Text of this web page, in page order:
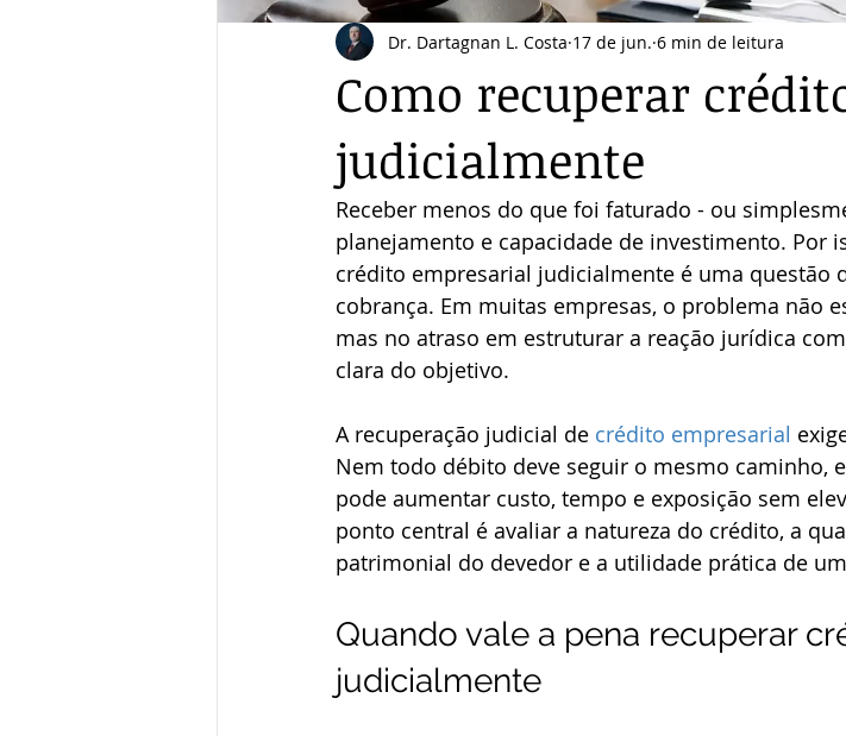
Como recuperar
judicialmente
Dr. Dartagnan L. Costa 17 de jun. 6 min de leitura
Receber menos do que foi faturado - ou
planejamento e capacidade de investimento. Por
crédito empresarial judicialmente é uma questão
cobrança. Em muitas empresas, o problema não
mas no atraso em estruturar a reação jurídica
clara do objetivo.
A recuperação judicial de crédito empresarial
Nem todo débito deve seguir o mesmo caminho,
pode aumentar custo, tempo e exposição sem
ponto central é avaliar a natureza do crédito, a
patrimonial do devedor e a utilidade prática de
Quando vale a pena recuperar
judicialmente